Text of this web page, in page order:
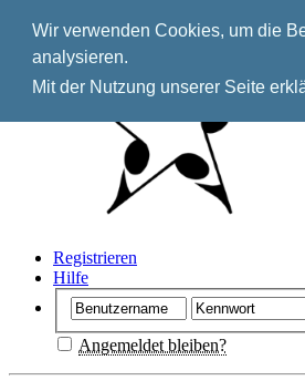
Wir verwenden Cookies, um die
analysieren.
Mit der Nutzung unserer Seite
Registrieren
Hilfe
Angemeldet bleiben?